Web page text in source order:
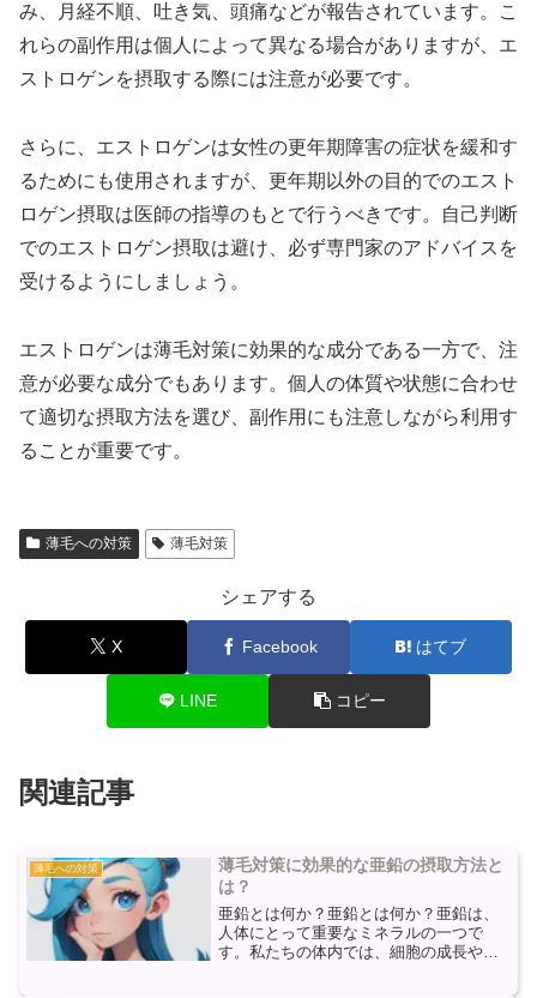
み、月経不順、吐き気、頭痛などが報告されています。こ
れらの副作用は個人によって異なる場合がありますが、エ
ストロゲンを摂取する際には注意が必要です。
さらに、エストロゲンは女性の更年期障害の症状を緩和す
るためにも使用されますが、更年期以外の目的でのエスト
ロゲン摂取は医師の指導のもとで行うべきです。自己判断
でのエストロゲン摂取は避け、必ず専門家のアドバイスを
受けるようにしましょう。
エストロゲンは薄毛対策に効果的な成分である一方で、注
意が必要な成分でもあります。個人の体質や状態に合わせ
て適切な摂取方法を選び、副作用にも注意しながら利用す
ることが重要です。
薄毛への対策 薄毛対策
シェアする
X Facebook はてブ
LINE コピー
関連記事
薄毛への対策
薄毛対策に効果的な亜鉛の摂取方法と
は？
亜鉛とは何か？亜鉛とは何か？亜鉛は、
人体にとって重要なミネラルの一つで
す。私たちの体内では、細胞の成長や分